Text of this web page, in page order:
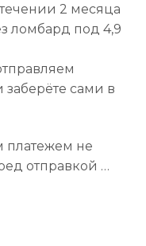
2 месяца
ломбард под 4,9
сами в
платежем не
отправкой …